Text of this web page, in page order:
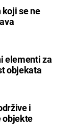
koji se ne
elementi za
objekata
i
objekte